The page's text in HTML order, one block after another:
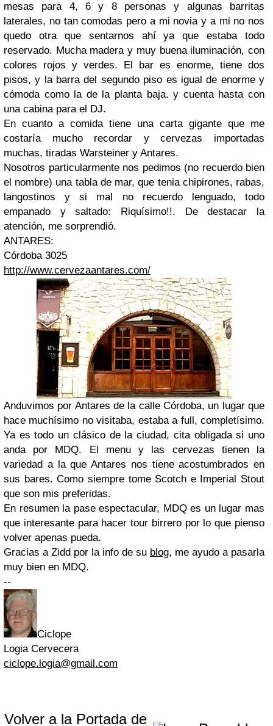
mesas para 4, 6 y 8 personas y algunas barritas
laterales, no tan comodas pero a mi novia y a mi no nos
quedo otra que sentarnos ahí ya que estaba todo
reservado. Mucha madera y muy buena iluminación, con
colores rojos y verdes. El bar es enorme, tiene dos
pisos, y la barra del segundo piso es igual de enorme y
cómoda como la de la planta baja. y cuenta hasta con
una cabina para el DJ.
En cuanto a comida tiene una carta gigante que me
costaría mucho recordar y cervezas importadas
muchas, tiradas Warsteiner y Antares.
Nosotros particularmente nos pedimos (no recuerdo bien
el nombre) una tabla de mar, que tenia chipirones, rabas,
langostinos y si mal no recuerdo lenguado, todo
empanado y saltado: Riquísimo!!. De destacar la
atención, me sorprendió.
ANTARES:
Córdoba 3025
http://www.cervezaantares.com/
Anduvimos por Antares de la calle Córdoba, un lugar que
hace muchísimo no visitaba, estaba a full, completísimo.
Ya es todo un clásico de la ciudad, cita obligada si uno
anda por MDQ. El menu y las cervezas tienen la
variedad a la que Antares nos tiene acostumbrados en
sus bares. Como siempre tome Scotch e Imperial Stout
que son mis preferidas.
En resumen la pase espectacular, MDQ es un lugar mas
que interesante para hacer tour birrero por lo que pienso
volver apenas pueda.
Gracias a Zidd por la info de su blog, me ayudo a pasarla
muy bien en MDQ.
--
Ciclope
Logia Cervecera
ciclope.logia@gmail.com
Volver a la Portada de